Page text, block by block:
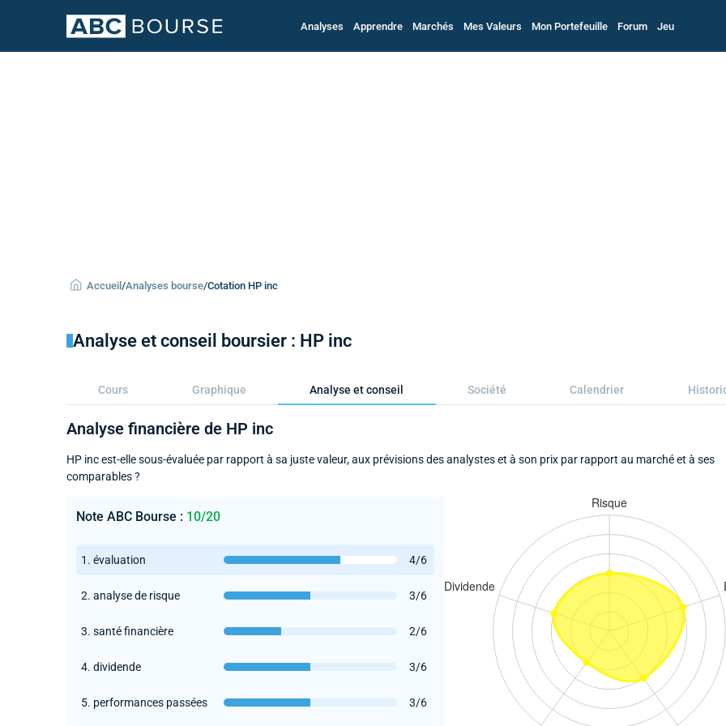
Analyses Apprendre Marchés Mes Valeurs Mon Portefeuille Forum Jeu
Accueil /Analyses bourse/Cotation HP inc
Analyse et conseil boursier : HP inc
Cours Graphique Analyse et conseil Société Calendrier
Analyse financière de HP inc
HP inc est-elle sous-évaluée par rapport à sa juste valeur, aux prévisions des analystes et à son prix par rapport au marché et à ses
comparables ?
Note ABC Bourse : 10/20
1. évaluation 4/6
2. analyse de risque 3/6
3. santé financière 2/6
4. dividende 3/6
5. performances passées 3/6